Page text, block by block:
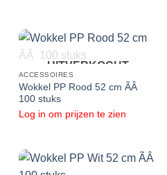
UITVERKOCHT
ACCESSOIRES
Wokkel PP Rood 52 cm ÃÂ
100 stuks
Log in om prijzen te zien